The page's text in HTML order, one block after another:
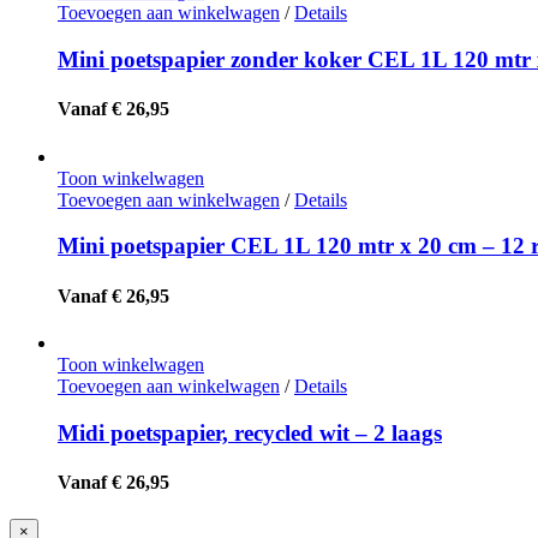
Toevoegen aan winkelwagen / Details
Mini poetspapier zonder koker CEL 1L 120 mtr
Vanaf € 26,95
Toon winkelwagen
Toevoegen aan winkelwagen / Details
Mini poetspapier CEL 1L 120 mtr x 20 cm – 12
Vanaf € 26,95
Toon winkelwagen
Toevoegen aan winkelwagen / Details
Midi poetspapier, recycled wit – 2 laags
Vanaf € 26,95
Close
×